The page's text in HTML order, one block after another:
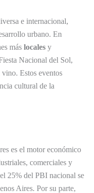
e internacional,
urbano. En
más locales y
Nacional del Sol,
Estos eventos
cultural de la
es el motor económico
comerciales y
25% del PBI nacional se
Aires. Por su parte,